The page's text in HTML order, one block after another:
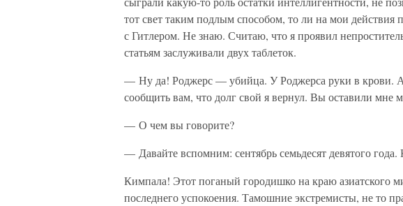
тот свет таким подлым способом, то ли на мои действия
с Гитлером. Не знаю. Считаю, что я проявил
статьям заслуживали двух таблеток.
— Ну да! Роджерс — убийца. У Роджерса руки в крови. А
сообщить вам, что долг свой я вернул. Вы оставили мне
— О чем вы говорите?
— Давайте вспомним: сентябрь семьдесят девятого
Кимпала! Этот поганый городишко на краю азиатского
последнего успокоения. Тамошние экстремисты, не то